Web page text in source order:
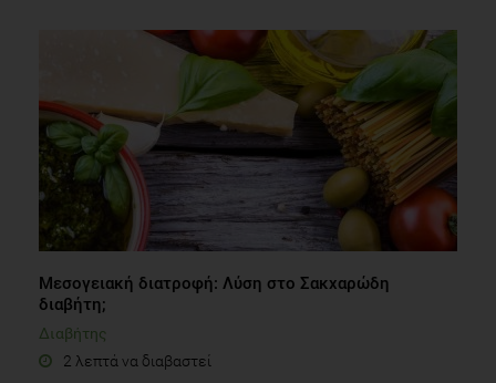
Μεσογειακή διατροφή: Λύση στο Σακχαρώδη
διαβήτη;
Διαβήτης
2 λεπτά να διαβαστεί